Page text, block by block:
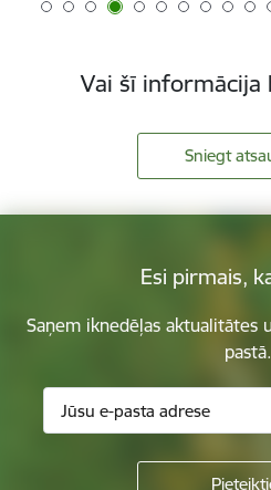
Vai šī informācija
Sniegt
Esi pirmais,
Saņem iknedēļas aktualitātes
pastā.